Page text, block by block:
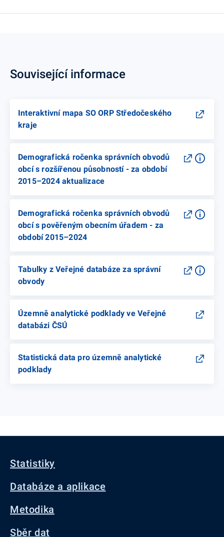
Související informace
Interaktivní mapa SO ORP Středočeského
kraje
Demografická ročenka správních obvodů
obcí s rozšířenou působností - za období
2015–2024 aktualizace
Demografická ročenka správních obvodů
obcí s pověřeným obecním úřadem - za
období 2015–2024
Tabulky z Veřejné databáze za správní
obvody
Územně analytické podklady ve Veřejné
databázi ČSÚ
Statistická data pro územně analytické
podklady
Statistiky
Databáze a aplikace
Metodika
Sběr dat